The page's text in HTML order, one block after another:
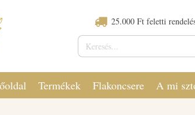
25.000 Ft feletti
Keresés:
Termékek Flakoncsere A mi